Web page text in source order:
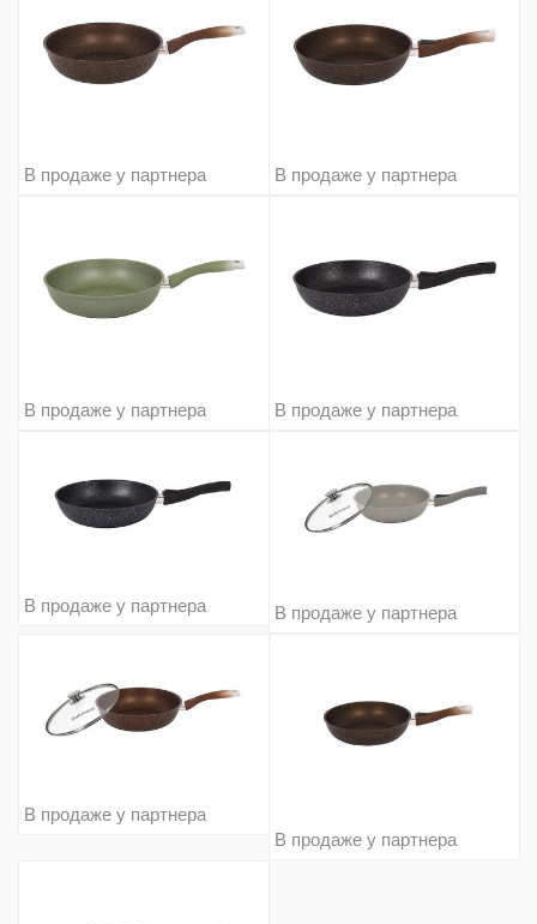
В продаже у партнера В продаже у партнера
В продаже у партнера В продаже у партнера
В продаже у партнера В продаже у партнера
В продаже у партнера
В продаже у партнера